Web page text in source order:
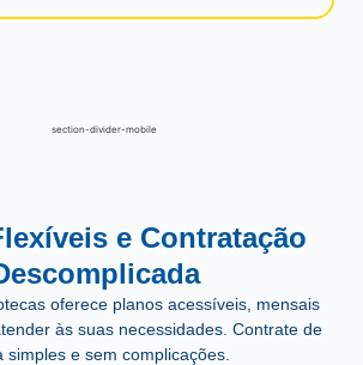
e Contratação
oferece planos acessíveis, mensais
às suas necessidades. Contrate de
simples e sem complicações.